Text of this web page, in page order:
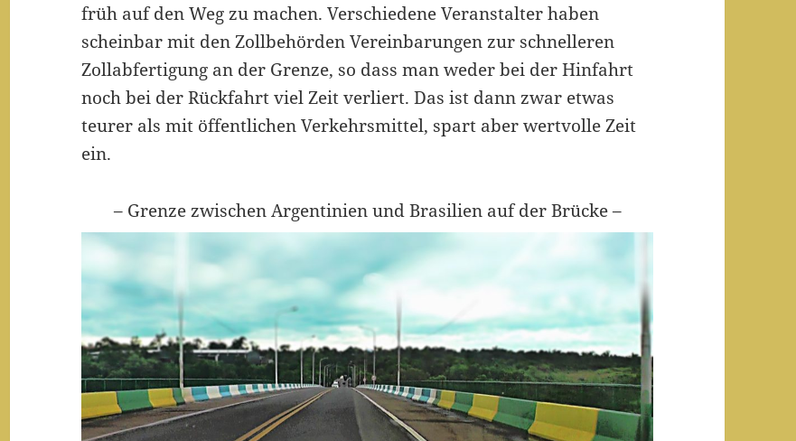
früh auf den Weg zu machen. Verschiedene Veranstalter haben
scheinbar mit den Zollbehörden Vereinbarungen zur schnelleren
Zollabfertigung an der Grenze, so dass man weder bei der Hinfahrt
noch bei der Rückfahrt viel Zeit verliert. Das ist dann zwar etwas
teurer als mit öffentlichen Verkehrsmittel, spart aber wertvolle Zeit
ein.
– Grenze zwischen Argentinien und Brasilien auf der Brücke –